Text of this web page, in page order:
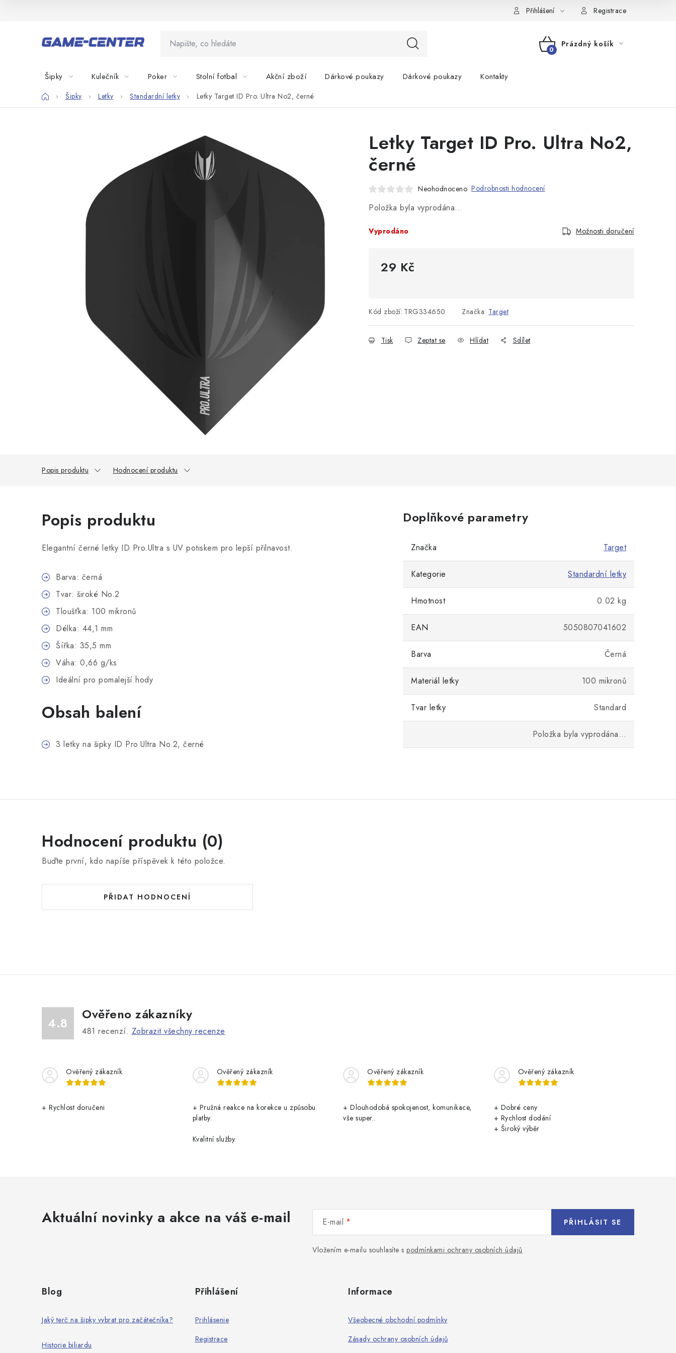
Přihlášení Registrace
NÁKUPNÍ
Prázdný košík
Šipky Kulečník Poker Stolní fotbal Akční zboží Dárkové poukazy Dárkové poukazy Kontakty
DomůŠipky Letky Standardní letky Letky Target ID Pro. Ultra No2, černé
Letky Target ID Pro. Ultra No2,
černé
Neohodnoceno Podrobnosti hodnocení
Položka byla vyprodána…
Vyprodáno Možnosti doručení
29 Kč
Kód zboží: TRG334650 Značka: Target
Tisk Zeptat se Hlídat Sdílet
Popis produktu Hodnocení produktu
Popis produktu
Elegantní černé letky ID Pro.Ultra s UV potiskem pro lepší přilnavost.
Barva: černá
Tvar: široké No.2
Tloušťka: 100 mikronů
Délka: 44,1 mm
Šířka: 35,5 mm
Váha: 0,66 g/ks
Ideální pro pomalejší hody
Obsah balení
3 letky na šipky ID Pro.Ultra No.2, černé
Doplňkové parametry
Značka Target
Kategorie Standardní letky
Hmotnost 0.02 kg
EAN 5050807041602
Barva Černá
Materiál letky 100 mikronů
Tvar letky Standard
Položka byla vyprodána…
Hodnocení produktu (0)
Buďte první, kdo napíše příspěvek k této položce.
PŘIDAT HODNOCENÍ
4.8
Ověřeno zákazníky
481 recenzí. Zobrazit všechny recenze
Ověřený zákazník
+ Rychlost doručeni
Ověřený zákazník
+ Pružná reakce na korekce u způsobu
platby.
Kvalitní služby.
Ověřený zákazník
+ Dlouhodobá spokojenost, komunikace,
vše super..
Ověřený zákazník
+ Dobré ceny
+ Rychlost dodání
+ Široký výběr
Aktuální novinky a akce na váš e-mail E-mail
Vložením e-mailu souhlasíte s podmínkami ochrany osobních údajů
PŘIHLÁSIT SE
Blog
Jaký terč na šipky vybrat pro začátečníka?
Historie biliardu
Přihlášení
Prihlásenie
Registrace
Informace
Všeobecné obchodní podmínky
Zásady ochrany osobních údajů